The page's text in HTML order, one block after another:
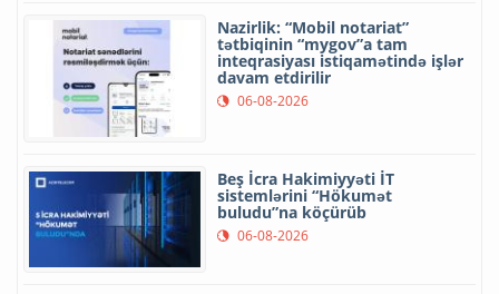
Nazirlik: “Mobil notariat”
tətbiqinin “mygov”a tam
inteqrasiyası istiqamətində işlər
davam etdirilir
06-08-2026
Beş İcra Hakimiyyəti İT
sistemlərini “Hökumət
buludu”na köçürüb
06-08-2026